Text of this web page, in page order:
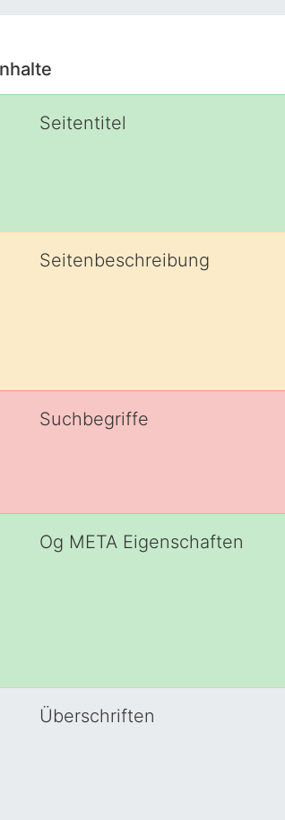
Seitentitel
Seitenbeschreibung
Suchbegriffe
Og META Eigenschaften
Überschriften